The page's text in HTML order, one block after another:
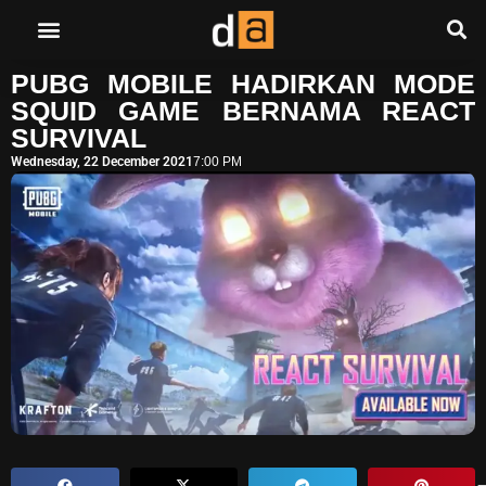
PUBG MOBILE HADIRKAN MODE
SQUID GAME BERNAMA REACT
SURVIVAL
Wednesday, 22 December 20217:00 PM